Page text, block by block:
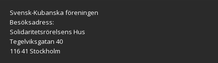
Svensk-Kubanska föreningen
Besöksadress:
Solidaritetsrörelsens Hus
Tegelviksgatan 40
116 41 Stockholm